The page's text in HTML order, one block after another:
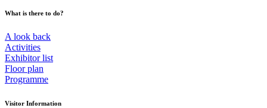
What is there to do?
A look back
Activities
Exhibitor list
Floor plan
Programme
Visitor Information